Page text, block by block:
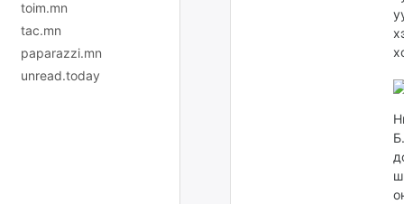
toim.mn
tac.mn
paparazzi.mn
unread.today